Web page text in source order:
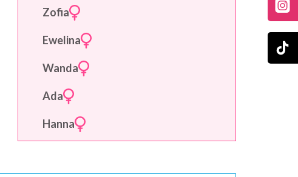
Zofia
Ewelina
Wanda
Ada
Hanna